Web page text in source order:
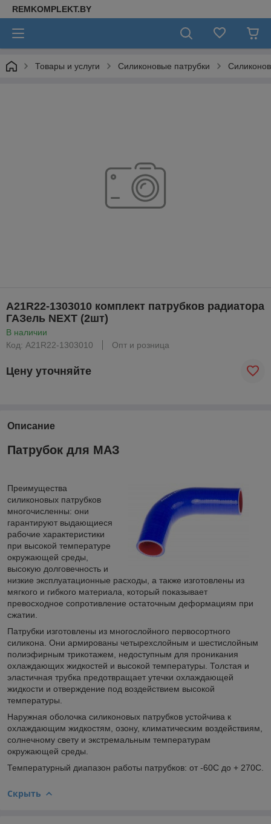
REMKOMPLEKT.BY
Товары и услуги Силиконовые патрубки
A21R22-1303010 комплект патрубков радиатора
ГАЗель NEXT (2шт)
В наличии
Код: A21R22-1303010
Опт и розница
Цену уточняйте
Описание
Патрубок для МАЗ
Преимущества
силиконовых патрубков
многочисленны: они
гарантируют выдающиеся
рабочие характеристики
при высокой температуре
окружающей среды,
высокую долговечность и
низкие эксплуатационные расходы, а также изготовлены из
мягкого и гибкого материала, который показывает
превосходное сопротивление остаточным деформациям при
сжатии.
Патрубки изготовлены из многослойного первосортного
силикона. Они армированы четырехслойным и шестислойным
полиэфирным трикотажем, недоступным для проникания
охлаждающих жидкостей и высокой температуры. Толстая и
эластичная трубка предотвращает утечки охлаждающей
жидкости и отверждение под воздействием высокой
температуры.
Наружная оболочка силиконовых патрубков устойчива к
охлаждающим жидкостям, озону, климатическим воздействиям,
солнечному свету и экстремальным температурам
окружающей среды.
Температурный диапазон работы патрубков: от -60С до + 270С.
Скрыть